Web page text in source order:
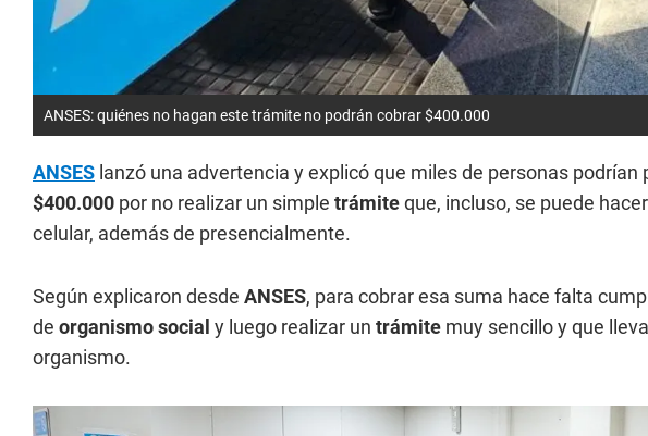
ANSES: quiénes no hagan este trámite no podrán cobrar $400.000
ANSES lanzó una advertencia y explicó que miles de personas
$400.000 por no realizar un simple trámiteque, incluso, se puede
celular, además de presencialmente.
Según explicaron desde ANSES, para cobrar esa suma hace falta
de organismo social y luego realizar un trámite muy sencillo y que
organismo.